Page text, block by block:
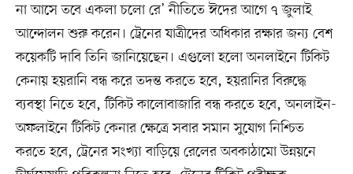
না আসে তবে একলা চলো রে’ নীতিতে ঈদের আগে ৭ জুলাই
আন্দোলন শুরু করেন। ট্রেনের যাত্রীদের অধিকার রক্ষার জন্য বেশ
কয়েকটি দাবি তিনি জানিয়েছেন। এগুলো হলো অনলাইনে টিকিট
কেনায় হয়রানি বন্ধ করে তদন্ত করতে হবে, হয়রানির বিরুদ্ধে
ব্যবস্থা নিতে হবে, টিকিট কালোবাজারি বন্ধ করতে হবে, অনলাইন-
অফলাইনে টিকিট কেনার ক্ষেত্রে সবার সমান সুযোগ নিশ্চিত
করতে হবে, ট্রেনের সংখ্যা বাড়িয়ে রেলের অবকাঠামো উন্নয়নে